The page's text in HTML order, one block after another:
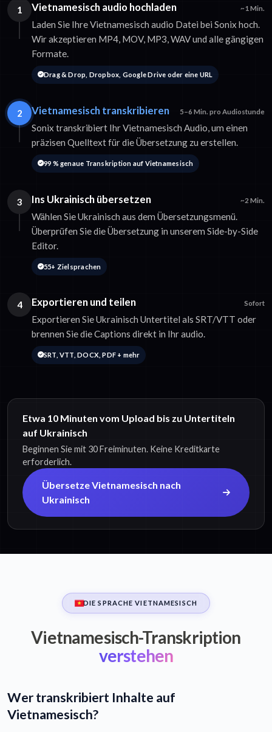
1 Vietnamesisch audio hochladen ~1 Min.
Laden Sie Ihre Vietnamesisch audio Datei bei Sonix hoch.
Wir akzeptieren MP4, MOV, MP3, WAV und alle gängigen
Formate.
Drag & Drop, Dropbox, Google Drive oder eine URL
2 Vietnamesisch transkribieren 5–6 Min. pro Audiostunde
Sonix transkribiert Ihr Vietnamesisch Audio, um einen
präzisen Quelltext für die Übersetzung zu erstellen.
99 % genaue Transkription auf Vietnamesisch
3 Ins Ukrainisch übersetzen ~2 Min.
Wählen Sie Ukrainisch aus dem Übersetzungsmenü.
Überprüfen Sie die Übersetzung in unserem Side-by-Side
Editor.
55+ Zielsprachen
4 Exportieren und teilen Sofort
Exportieren Sie Ukrainisch Untertitel als SRT/VTT oder
brennen Sie die Captions direkt in Ihr audio.
SRT, VTT, DOCX, PDF + mehr
Etwa 10 Minuten vom Upload bis zu Untertiteln
auf Ukrainisch
Beginnen Sie mit 30 Freiminuten. Keine Kreditkarte
erforderlich.
Übersetze Vietnamesisch nach
Ukrainisch
DIE SPRACHE VIETNAMESISCH
Vietnamesisch-Transkription
verstehen
Wer transkribiert Inhalte auf
Vietnamesisch?